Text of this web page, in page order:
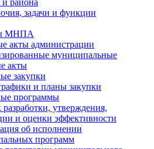
района
задачи и функции
МНПА
акты администрации
муниципальные
акты
закупки
и планы закупки
программы
утверждения,
и оценки эффективности
об исполнении
программ